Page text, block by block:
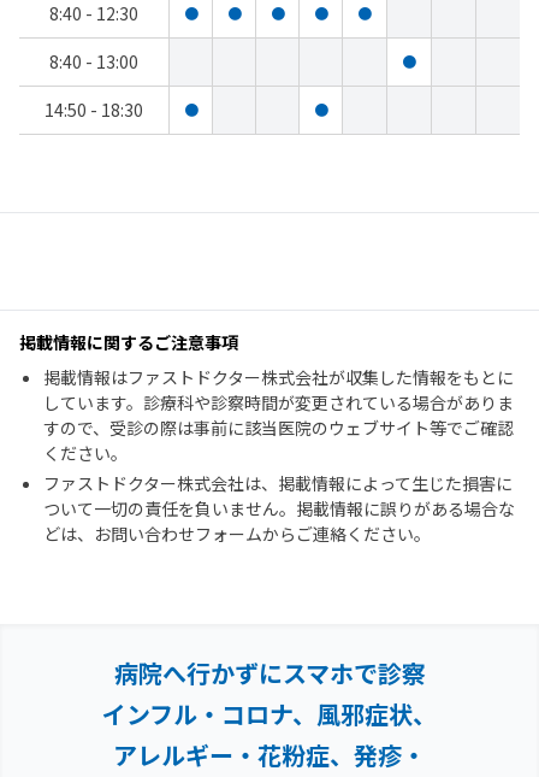
8:40 - 12:30
● ● ● ● ●
8:40 - 13:00 ●
14:50 - 18:30 ● ●
掲載情報に関するご注意事項
掲載情報はファストドクター株式会社が収集した情報をもとに
しています。診療科や診察時間が変更されている場合がありま
すので、受診の際は事前に該当医院のウェブサイト等でご確認
ください。
ファストドクター株式会社は、掲載情報によって生じた損害に
ついて一切の責任を負いません。掲載情報に誤りがある場合な
どは、お問い合わせフォームからご連絡ください。
病院へ行かずにスマホで診察
インフル・コロナ、風邪症状、
アレルギー・花粉症、 発疹・